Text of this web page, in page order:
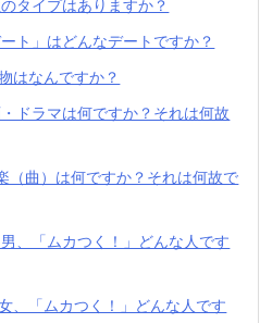
タイプはありますか？
ト」はどんなデートですか？
はなんですか？
ドラマは何ですか？それは何故
曲）は何ですか？それは何故で
、「ムカつく！」どんな人です
、「ムカつく！」どんな人です